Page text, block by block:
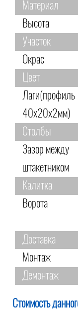
Материал
Высота
Участок
Окрас
Цвет
Лаги(профиль
40х20х2мм)
Столбы
Зазор между
штакетником
Калитка
Ворота
Доставка
Монтаж
Демонтаж
Стоимость